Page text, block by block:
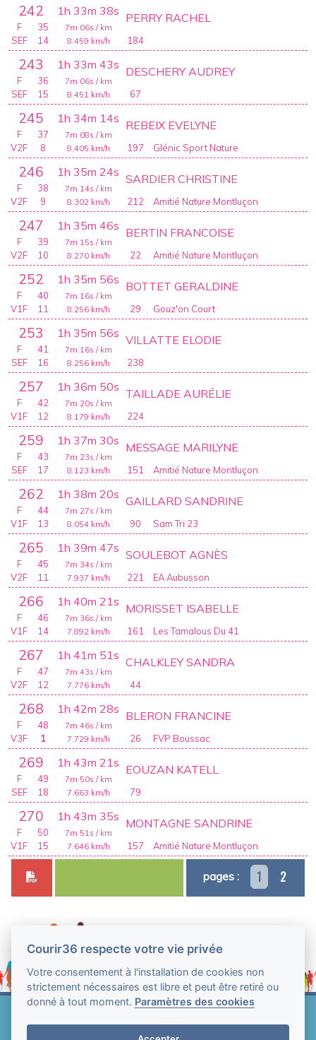
242 1h 33m 38s
184
PERRY RACHEL
7m 06s / km
8.459 km/h
F
35
SEF
14
243 1h 33m 43s
67
DESCHERY AUDREY
7m 06s / km
8.451 km/h
F
36
SEF
15
245 1h 34m 14s
197
REBEIX EVELYNE
7m 08s / km
8.405 km/h
F
37
V2F
8 Glénic Sport Nature
246 1h 35m 24s
212
SARDIER CHRISTINE
7m 14s / km
8.302 km/h
F
38
V2F
9 Amitié Nature Montluçon
247 1h 35m 46s
22
BERTIN FRANCOISE
7m 15s / km
8.270 km/h
F
39
V2F
10 Amitié Nature Montluçon
252 1h 35m 56s
29
BOTTET GERALDINE
7m 16s / km
8.256 km/h
F
40
V1F
11 Gouz'on Court
253 1h 35m 56s
238
VILLATTE ELODIE
7m 16s / km
8.256 km/h
F
41
SEF
16
257 1h 36m 50s
224
TAILLADE AURÉLIE
7m 20s / km
8.179 km/h
F
42
V1F
12
259 1h 37m 30s
151
MESSAGE MARILYNE
7m 23s / km
8.123 km/h
F
43
SEF
17 Amitié Nature Montluçon
262 1h 38m 20s
90
GAILLARD SANDRINE
7m 27s / km
8.054 km/h
F
44
V1F
13 Sam Tri 23
265 1h 39m 47s
221
SOULEBOT AGNÈS
7m 34s / km
7.937 km/h
F
45
V2F
11 EA Aubusson
266 1h 40m 21s
161
MORISSET ISABELLE
7m 36s / km
7.892 km/h
F
46
V1F
14 Les Tamalous Du 41
267 1h 41m 51s
44
CHALKLEY SANDRA
7m 43s / km
7.776 km/h
F
47
V2F
12
268 1h 42m 28s
26
BLERON FRANCINE
7m 46s / km
7.729 km/h
F
48
V3F
1 FVP Boussac
269 1h 43m 21s
79
EOUZAN KATELL
7m 50s / km
7.663 km/h
F
49
SEF
18
270 1h 43m 35s
157
MONTAGNE SANDRINE
7m 51s / km
7.646 km/h
F
50
V1F
15 Amitié Nature Montluçon
pages : 1 2
2004-2026
Courir36 respecte votre vie privée
Votre consentement à l'installation de cookies non
strictement nécessaires est libre et peut être retiré ou
donné à tout moment. Paramètres des cookies